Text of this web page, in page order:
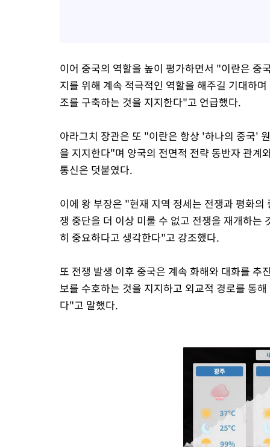
이어 중국의 역할을 높이 평가하면서 "이란은
지를 위해 계속 적극적인 역할을 해주길 기대하
조를 구축하는 것을 지지한다"고 언급했다.
아라그치 장관은 또 "이란은 항상 '하나의 중국'
을 지지한다"며 양국의 전면적 전략 동반자 관계
통신은 덧붙였다.
이에 왕 부장은 "현재 지역 정세는 전쟁과 평화
쟁 중단을 더 이상 미룰 수 없고 전쟁을 재개하
히 중요하다고 생각한다"고 강조했다.
또 전쟁 발생 이후 중국은 계속 화해와 대화를
보를 수호하는 것을 지지하고 외교적 경로를 통
다"고 말했다.